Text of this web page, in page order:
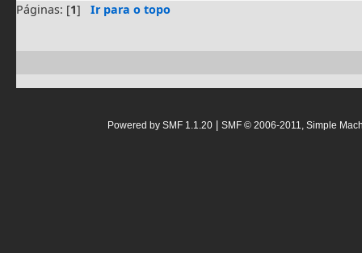
Páginas: [1] Ir para o topo
Powered by SMF 1.1.20 | SMF © 2006-2011, Simple